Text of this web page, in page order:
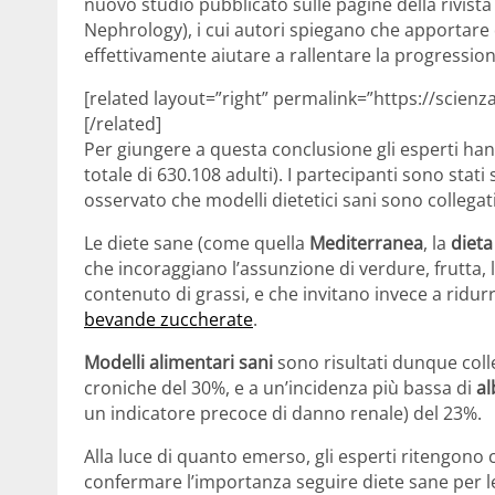
nuovo studio pubblicato sulle pagine della rivista
Nephrology), i cui autori spiegano che
effettivamente aiutare a rallentare la
[related layout=”right” permalink=”https://
[/related]
Per giungere a questa conclusione gli esperti
totale di 630.108 adulti). I partecipanti sono
osservato che modelli dietetici sani sono
Le diete sane (come quella Mediterranea, la
che incoraggiano l’assunzione di verdure,
contenuto di grassi, e che invitano invece a
bevande zuccherate.
Modelli alimentari sanisono risultati dunque
croniche del 30%, e a un’incidenza più bassa di
un indicatore precoce di danno renale) del 23%.
Alla luce di quanto emerso, gli esperti
confermare l’importanza seguire diete sane